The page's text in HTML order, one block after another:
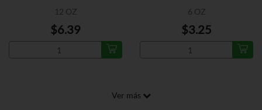
12 OZ
$6.39
6 OZ
$3.25
Ver más